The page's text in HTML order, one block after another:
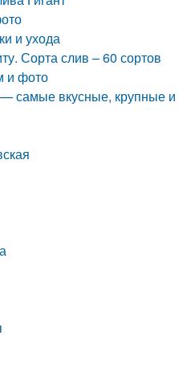
и ухода
Сорта слив – 60 сортов
и фото
самые вкусные, крупные и